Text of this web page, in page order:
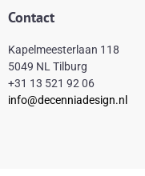
Contact
Kapelmeesterlaan 118
5049 NL Tilburg
+31 13 521 92 06
info@decenniadesign.nl